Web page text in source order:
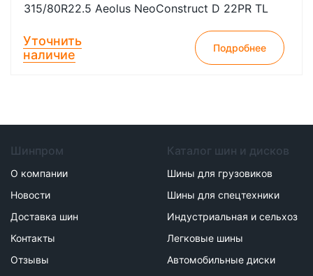
315/80R22.5 Aeolus NeoConstruct D 22PR TL
Уточнить
наличие
Подробнее
Шинпром
О компании
Новости
Доставка шин
Контакты
Отзывы
Каталог шин и дисков
Шины для грузовиков
Шины для спецтехники
Индустриальная и сельхоз
Легковые шины
Автомобильные диски